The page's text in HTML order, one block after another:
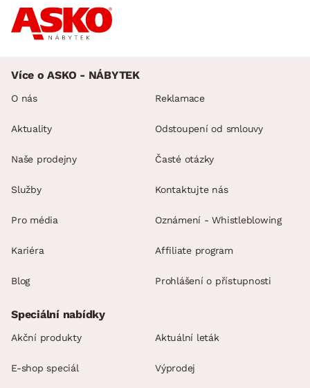
Více o ASKO - NÁBYTEK
O nás
Aktuality
Naše prodejny
Služby
Pro média
Kariéra
Blog
Reklamace
Odstoupení od smlouvy
Časté otázky
Kontaktujte nás
Oznámení - Whistleblowing
Affiliate program
Prohlášení o přístupnosti
Speciální nabídky
Akční produkty Aktuální leták
E-shop speciál Výprodej